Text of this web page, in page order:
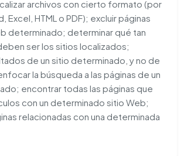
archivos con cierto formato (por
Excel, HTML o PDF); excluir páginas
determinado; determinar qué tan
ser los sitios localizados;
de un sitio determinado, y no de
la búsqueda a las páginas de un
encontrar todas las páginas que
con un determinado sitio Web;
relacionadas con una determinada